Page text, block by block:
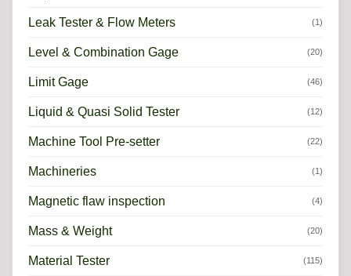
Leak Tester & Flow Meters (1)
Level & Combination Gage (20)
Limit Gage (46)
Liquid & Quasi Solid Tester (12)
Machine Tool Pre-setter (22)
Machineries (1)
Magnetic flaw inspection (4)
Mass & Weight (20)
Material Tester (115)